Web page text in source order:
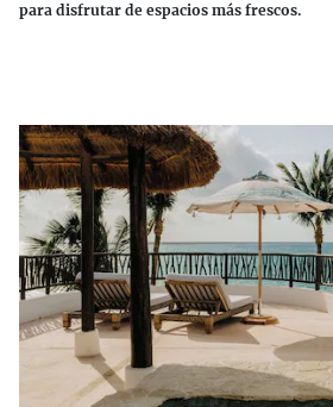
para disfrutar de espacios más frescos.